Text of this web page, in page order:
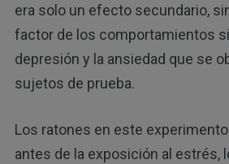
era solo un efecto secundario,
factor de los comportamientos
depresión y la ansiedad que se
sujetos de prueba.
Los ratones en este
antes de la exposición al estrés,